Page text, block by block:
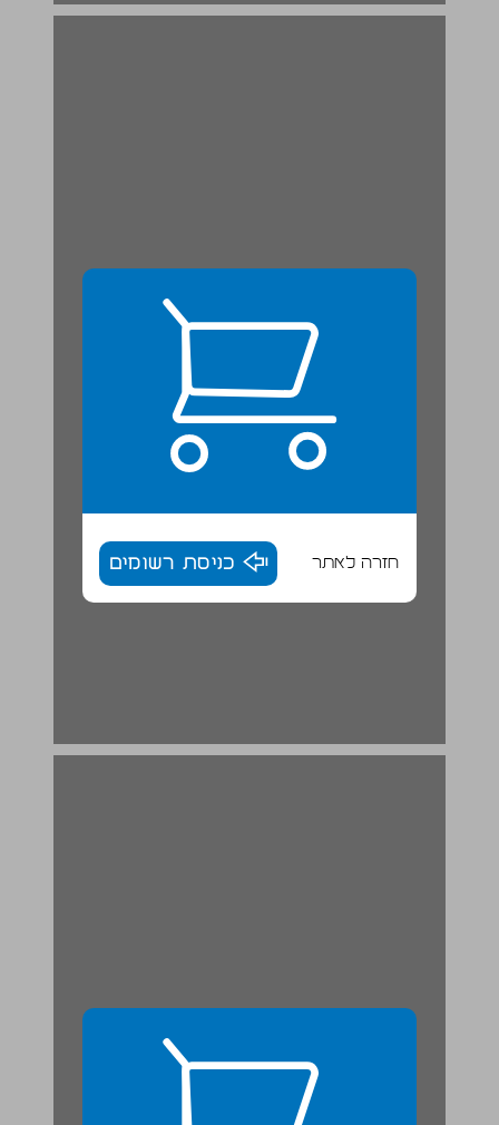
חזרה לאתר כניסת רשומים